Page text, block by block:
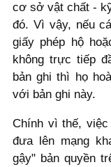
cơ sở vật chất -
đó. Vì vậy, nếu
giấy phép hộ
không trực tiếp
bản ghi thì họ
với bản ghi này.
Chính vì thế,
đưa lên mạng
gậy" bản quyền